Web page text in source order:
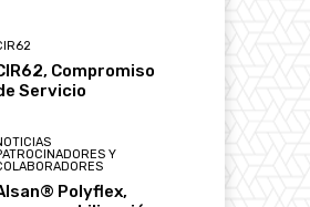
Compromiso
Servicio
Y
Polyflex,